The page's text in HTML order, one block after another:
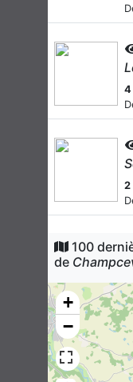
4
2
2
1
100
de
+
−